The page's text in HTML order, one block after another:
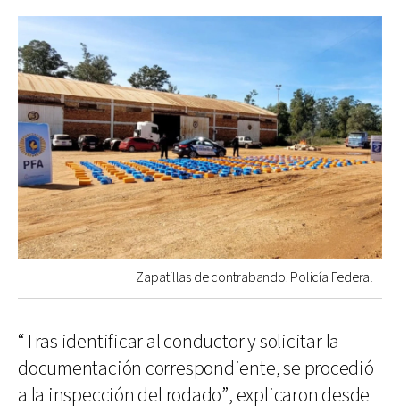
Zapatillas de contrabando. Policía Federal
“Tras identificar al conductor y solicitar la
documentación correspondiente, se procedió
a la inspección del rodado”, explicaron desde